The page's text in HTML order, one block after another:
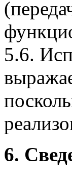
5.6.
6.